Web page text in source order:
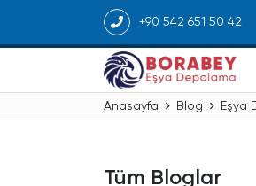
+90 542 651 50 42
Anasayfa Blog Eşya
Tüm Bloglar